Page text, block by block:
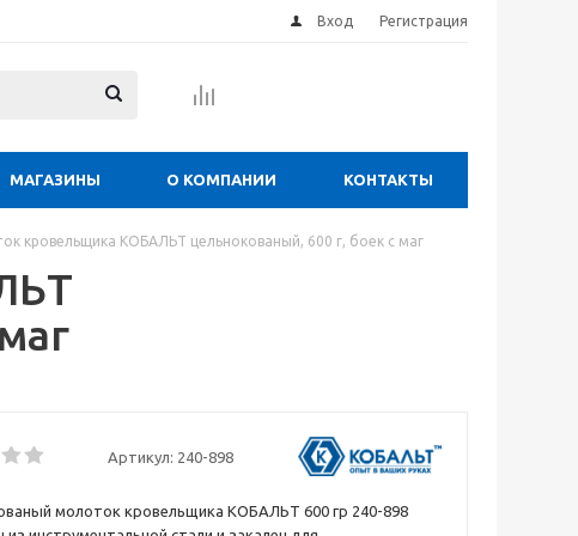
Вход Регистрация
МАГАЗИНЫ О КОМПАНИИ КОНТАКТЫ
кровельщика КОБАЛЬТ цельнокованый, 600 г, боек с маг
Артикул: 240-898
молоток кровельщика КОБАЛЬТ 600 гр 240-898